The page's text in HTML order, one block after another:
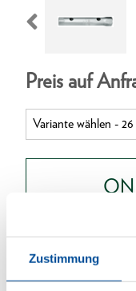
Zustimmung
Preis auf